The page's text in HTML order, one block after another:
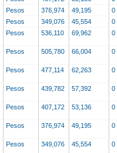
Pesos 376,974 49,195
0
Pesos 349,076 45,554
0
Pesos 536,110 69,962 0
Pesos 505,780 66,004 0
Pesos 477,114 62,263 0
Pesos 439,782 57,392 0
Pesos 407,172 53,136 0
Pesos 376,974 49,195 0
Pesos 349,076 45,554 0